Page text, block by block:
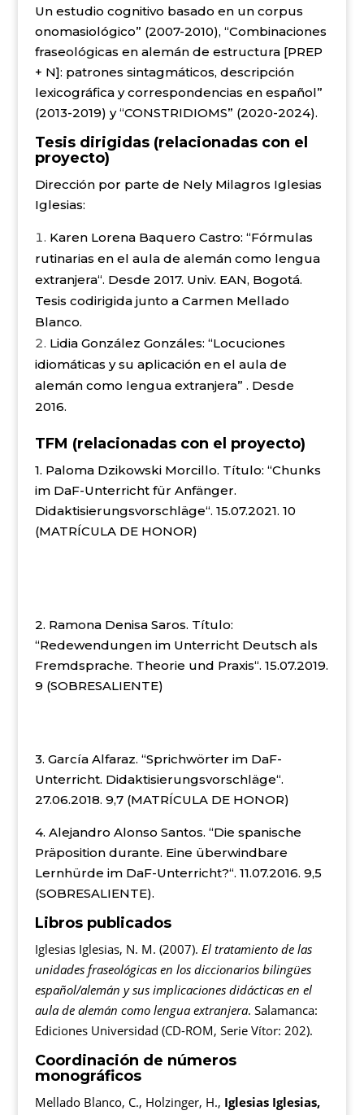
Un estudio cognitivo basado en un corpus
onomasiológico” (2007-2010), “Combinaciones
fraseológicas en alemán de estructura [PREP
+ N]: patrones sintagmáticos, descripción
lexicográfica y correspondencias en español”
(2013-2019) y “CONSTRIDIOMS” (2020-2024).
Tesis dirigidas (relacionadas con el
proyecto)
Dirección por parte de Nely Milagros Iglesias
Iglesias:
Karen Lorena Baquero Castro: “Fórmulas
rutinarias en el aula de alemán como lengua
extranjera“. Desde 2017. Univ. EAN, Bogotá.
Tesis codirigida junto a Carmen Mellado
Blanco.
Lidia González Gonzáles: “Locuciones
idiomáticas y su aplicación en el aula de
alemán como lengua extranjera” . Desde
2016.
TFM (relacionadas con el proyecto)
1. Paloma Dzikowski Morcillo. Título: “Chunks
im DaF-Unterricht für Anfänger.
Didaktisierungsvorschläge“. 15.07.2021. 10
(MATRÍCULA DE HONOR)
2. Ramona Denisa Saros. Título:
“Redewendungen im Unterricht Deutsch als
Fremdsprache. Theorie und Praxis“. 15.07.2019.
9 (SOBRESALIENTE)
3. García Alfaraz. “Sprichwörter im DaF-
Unterricht. Didaktisierungsvorschläge“.
27.06.2018. 9,7 (MATRÍCULA DE HONOR)
4. Alejandro Alonso Santos. “Die spanische
Präposition durante. Eine überwindbare
Lernhürde im DaF-Unterricht?“. 11.07.2016. 9,5
(SOBRESALIENTE).
Libros publicados
Iglesias Iglesias, N. M. (2007). El tratamiento de las
unidades fraseológicas en los diccionarios bilingües
español/alemán y sus implicaciones didácticas en el
aula de alemán como lengua extranjera. Salamanca:
Ediciones Universidad (CD-ROM, Serie Vítor: 202).
Coordinación de números
monográficos
Mellado Blanco, C., Holzinger, H., Iglesias Iglesias,